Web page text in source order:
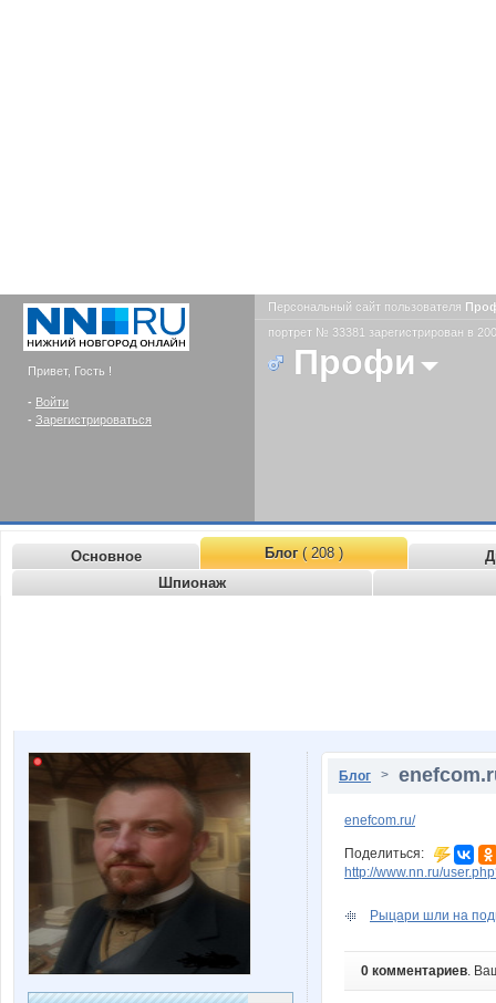
Привет, Гость !
- Войти
- Зарегистрироваться
Персональный сайт пользователя
портрет № 33381 зарегистрирован в
Профи
Основное Блог( 208 )
Шпионаж
Блог >
enefcom.ru/
Поделиться:
http://www.nn.ru/
Рыцари шли на
0 комментариев.